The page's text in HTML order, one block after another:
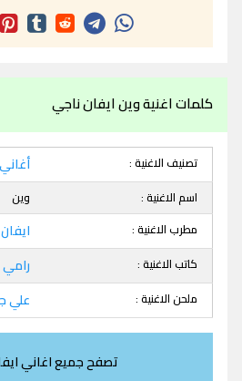
كلمات اغنية وين ايفان ناجي
تصنيف الاغنية :
اسم الاغنية :
وين
مطرب الاغنية :
كاتب الاغنية :
ملحن الاغنية : علي
تصفح جميع اغاني